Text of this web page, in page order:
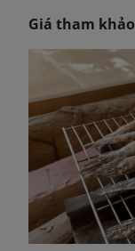
Giá tham khảo